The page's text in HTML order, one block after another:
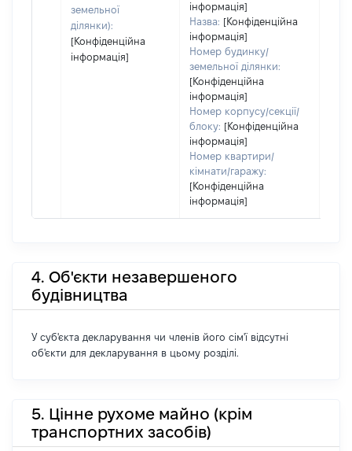
земельної
ділянки):
[Конфіденційна
інформація]
інформація]
Назва: [Конфіденційна
інформація]
Номер будинку/
земельної ділянки:
[Конфіденційна
інформація]
Номер корпусу/секції/
блоку: [Конфіденційна
інформація]
Номер квартири/
кімнати/гаражу:
[Конфіденційна
інформація]
4. Об'єкти незавершеного
будівництва
У суб'єкта декларування чи членів його сім'ї відсутні
об'єкти для декларування в цьому розділі.
5. Цінне рухоме майно (крім
транспортних засобів)